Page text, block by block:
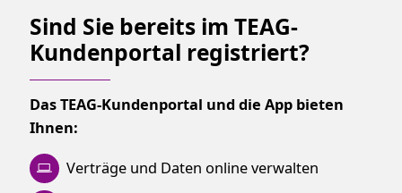
Sind Sie bereits im TEAG-
Kundenportal registriert?
Das TEAG-Kundenportal und die App bieten
Ihnen:
Verträge und Daten online verwalten